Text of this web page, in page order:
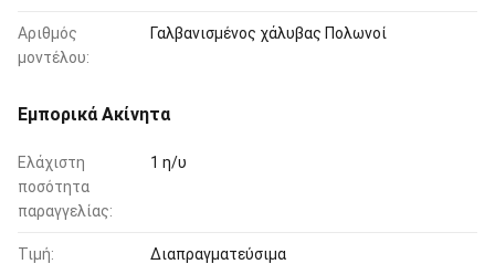
Αριθμός
μοντέλου:
Γαλβανισμένος χάλυβας Πολωνοί
Εμπορικά Ακίνητα
Ελάχιστη
ποσότητα
παραγγελίας:
1 η/υ
Τιμή: Διαπραγματεύσιμα